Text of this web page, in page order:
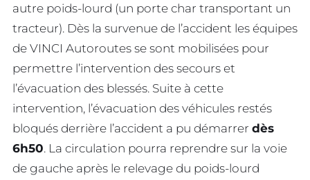
autre poids-lourd (un porte char transportant un
tracteur). Dès la survenue de l’accident les équipes
de VINCI Autoroutes se sont mobilisées pour
permettre l’intervention des secours et
l’évacuation des blessés. Suite à cette
intervention, l’évacuation des véhicules restés
bloqués derrière l’accident a pu démarrer dès
6h50. La circulation pourra reprendre sur la voie
de gauche après le relevage du poids-lourd